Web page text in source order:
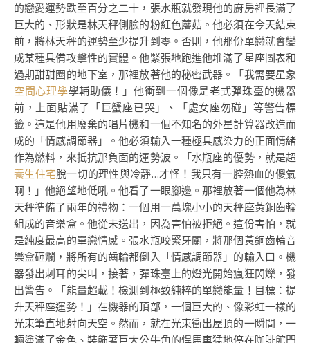
的戀愛運勢跌至百分之二十，張水瓶就發現他的廚房裡長滿了
巨大的、形狀是林天秤側臉的粉紅色蘑菇。他必須在今天結束
前，將林天秤的運勢至少提升到零。否則，他那份單戀就會變
成某種具備攻擊性的實體。他緊張地跑進他堆滿了星座圖表和
過期甜甜圈的地下室，那裡放著他的秘密武器。「我需要星象
空間心理學學輔助儀！」他衝到一個像是老式彈珠臺的機器
前，上面貼滿了「巨蟹座已哭」、「處女座勿碰」等警告標
籤。這是他用廢棄的唱片機和一個不知名的外星計算器改造而
成的「情感調節器」。他必須輸入一種極具感染力的正面情緒
作為燃料，來抵抗那負面的運勢波。「水瓶座的優勢，就是超
養生住宅脫一切的理性與冷靜…才怪！我只有一腔熱血的傻氣
啊！」他絕望地低吼。他看了一眼腳邊。那裡放著一個他為林
天秤準備了兩年的禮物：一個用一萬塊小小的天秤座黃銅齒輪
組成的音樂盒。他從未送出，因為害怕被拒絕。這份害怕，就
是純度最高的單戀情感。張水瓶咬緊牙關，將那個黃銅齒輪音
樂盒砸爛，將所有的齒輪都倒入「情感調節器」的輸入口。機
器發出刺耳的尖叫，接著，彈珠臺上的燈光開始瘋狂閃爍，發
出警告。「能量超載！檢測到極致純粹的單戀能量！目標：提
升天秤座運勢！」在機器的頂部，一個巨大的、像彩虹一樣的
光束筆直地射向天空。然而，就在光束衝出屋頂的一瞬間，一
輛塗滿了金色、裝飾著巨大公牛角的悍馬車猛地停在咖啡館門